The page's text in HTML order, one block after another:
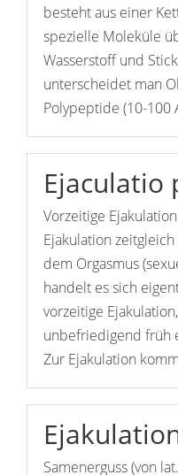
besteht aus einer
spezielle Moleküle
Wasserstoff und
unterscheidet man
Polypeptide (10-100
Ejaculatio
Vorzeitige
Ejakulation
dem Orgasmus
handelt es sich
vorzeitige
unbefriedigend früh
Zur Ejakulation
Samenerguss (von